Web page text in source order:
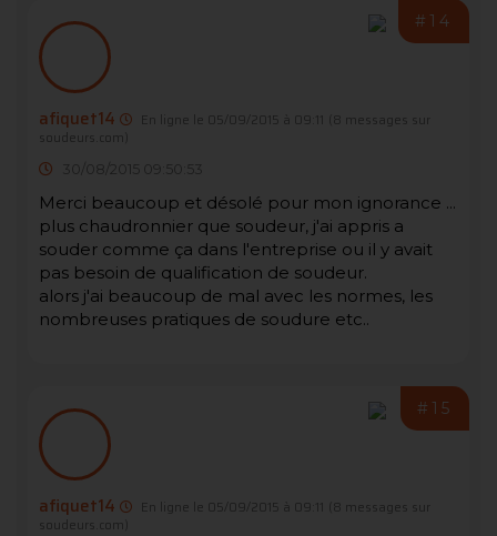
#14
afiquet14 En ligne le 05/09/2015 à 09:11
(8 messages sur
soudeurs.com)
30/08/2015 09:50:53
Merci beaucoup et désolé pour mon ignorance ...
plus chaudronnier que soudeur, j'ai appris a
souder comme ça dans l'entreprise ou il y avait
pas besoin de qualification de soudeur.
alors j'ai beaucoup de mal avec les normes, les
nombreuses pratiques de soudure etc..
#15
afiquet14 En ligne le 05/09/2015 à 09:11
(8 messages sur
soudeurs.com)